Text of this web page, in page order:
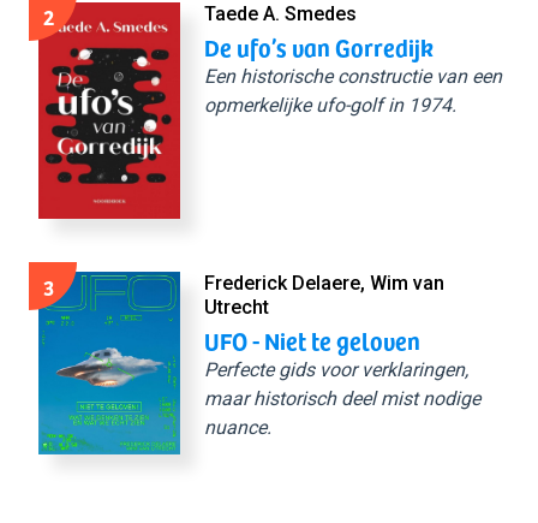
2 Taede A. Smedes
De ufo’s van Gorredijk
Een historische constructie van een
opmerkelijke ufo-golf in 1974.
3
Frederick Delaere, Wim van
Utrecht
UFO - Niet te geloven
Perfecte gids voor verklaringen,
maar historisch deel mist nodige
nuance.